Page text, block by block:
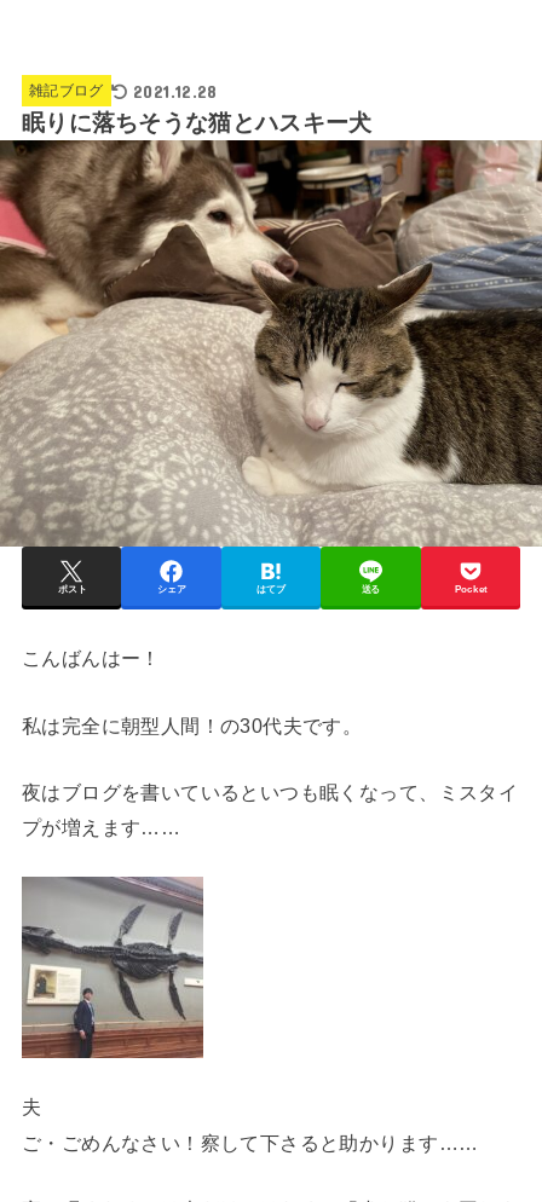
雑記ブログ 2021.12.28
眠りに落ちそうな猫とハスキー犬
ポスト シェア はてブ 送る Pocket
こんばんはー！
私は完全に朝型人間！の30代夫です。
夜はブログを書いているといつも眠くなって、ミスタイ
プが増えます……
夫
ご・ごめんなさい！察して下さると助かります……